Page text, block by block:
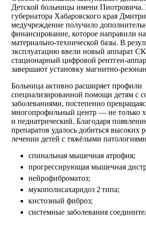
Детской больницы имени
губернатора Хабаровского края
медучреждение получило
финансирование, которое направили
материально‑технической базы. В
эксплуатацию ввели новый аппарат
стационарный цифровой
завершают установку
Больница активно расширяет профили
специализированной помощи детям с
заболеваниями, постепенно
многопрофильный центр — не только
и педиатрический. Благодаря
препаратов удалось добиться высоких
лечении детей с тяжёлыми
спинальная мышечная атрофия;
прогрессирующая мышечная
нейрофиброматоз;
мукополисахаридоз 2 типа;
кистозный фиброз;
системные заболевания